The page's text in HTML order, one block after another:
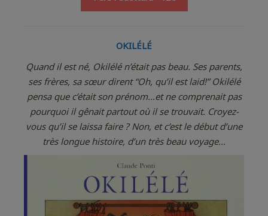
OKILÉLÉ
Quand il est né, Okilélé n’était pas beau. Ses parents,
ses frères, sa sœur dirent “Oh, qu’il est laid!” Okilélé
pensa que c’était son prénom…et ne comprenait pas
pourquoi il gênait partout où il se trouvait. Croyez-
vous qu’il se laissa faire ? Non, et c’est le début d’une
très longue histoire, d’un très beau voyage…